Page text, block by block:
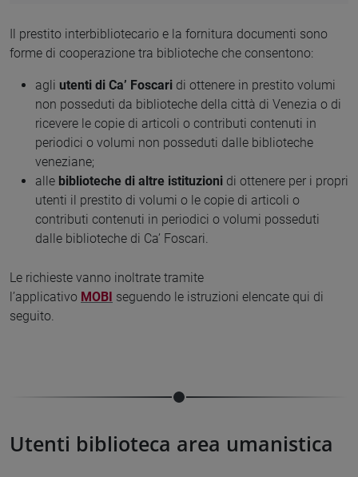
Il prestito interbibliotecario e la fornitura documenti sono
forme di cooperazione tra biblioteche che consentono:
agli utenti di Ca’ Foscari di ottenere in prestito volumi
non posseduti da biblioteche della città di Venezia o di
ricevere le copie di articoli o contributi contenuti in
periodici o volumi non posseduti dalle biblioteche
veneziane;
alle biblioteche di altre istituzioni di ottenere per i propri
utenti il prestito di volumi o le copie di articoli o
contributi contenuti in periodici o volumi posseduti
dalle biblioteche di Ca’ Foscari.
Le richieste vanno inoltrate tramite
l’applicativo MOBI seguendo le istruzioni elencate qui di
seguito.
Utenti biblioteca area umanistica